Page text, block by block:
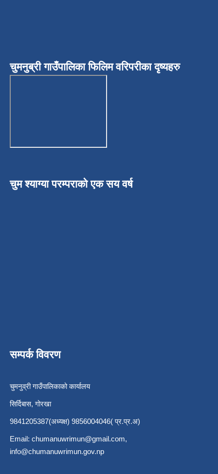
चुमनुब्री गाउँपालिका फिलिम वरिपरीका दृष्यहरु
चुम श्याग्या परम्पराको एक सय वर्ष
सम्पर्क विवरण
चुमनुव्री गाउँपालिकाको कार्यालय
सिर्दिबास, गोरखा
9841205387(अध्यक्ष) 9856004046( प्र.प्र.अ)
Email: chumanuwrimun@gmail.com,
info@chumanuwrimun.gov.np